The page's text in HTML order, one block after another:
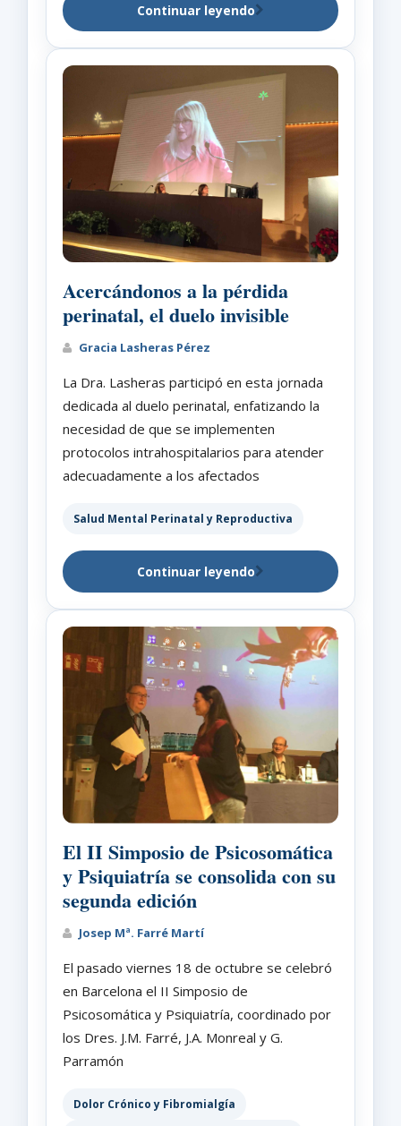
Continuar leyendo
Acercándonos a la pérdida
perinatal, el duelo invisible
Gracia Lasheras Pérez
La Dra. Lasheras participó en esta jornada
dedicada al duelo perinatal, enfatizando la
necesidad de que se implementen
protocolos intrahospitalarios para atender
adecuadamente a los afectados
Salud Mental Perinatal y Reproductiva
Continuar leyendo
El II Simposio de Psicosomática
y Psiquiatría se consolida con su
segunda edición
Josep Mª. Farré Martí
El pasado viernes 18 de octubre se celebró
en Barcelona el II Simposio de
Psicosomática y Psiquiatría, coordinado por
los Dres. J.M. Farré, J.A. Monreal y G.
Parramón
Dolor Crónico y Fibromialgía